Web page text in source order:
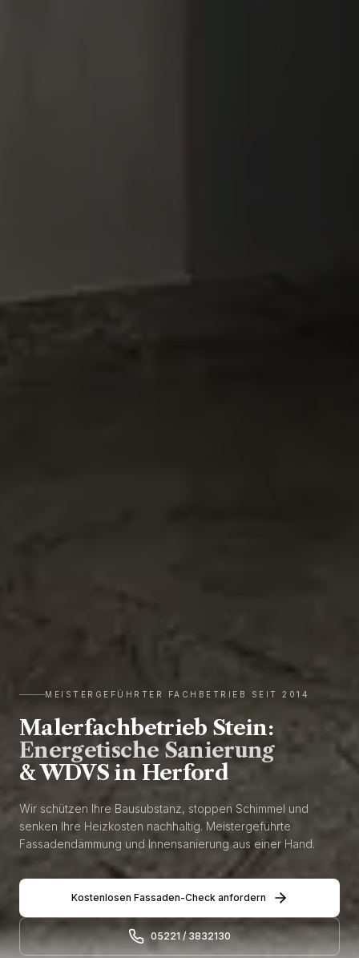
MEISTERGEFÜHRTER FACHBETRIEB SEIT 2014
Malerfachbetrieb Stein:
Energetische Sanierung
& WDVS in Herford
Wir schützen Ihre Bausubstanz, stoppen Schimmel und
senken Ihre Heizkosten nachhaltig. Meistergeführte
Fassadendämmung und Innensanierung aus einer Hand.
Kostenlosen Fassaden-Check anfordern
05221 / 3832130